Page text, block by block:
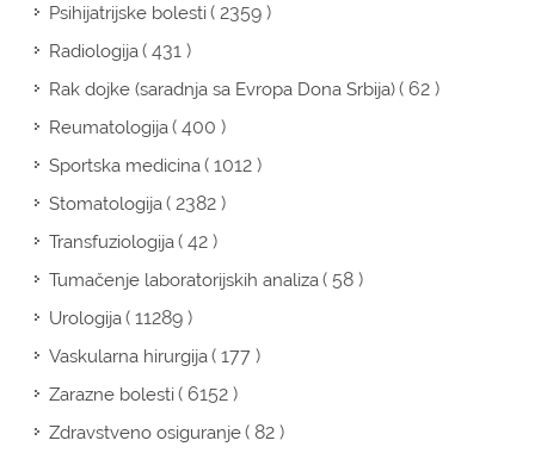
Psihijatrijske bolesti( 2359 )
Radiologija( 431 )
Rak dojke (saradnja sa Evropa Dona Srbija)( 62 )
Reumatologija( 400 )
Sportska medicina( 1012 )
Stomatologija( 2382 )
Transfuziologija( 42 )
Tumačenje laboratorijskih analiza( 58 )
Urologija( 11289 )
Vaskularna hirurgija( 177 )
Zarazne bolesti( 6152 )
Zdravstveno osiguranje( 82 )